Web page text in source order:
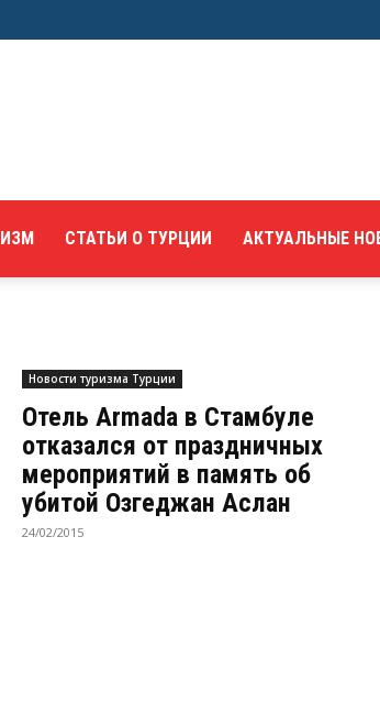
СТАТЬИ О ТУРЦИИ АКТУАЛЬНЫЕ
Новости туризма Турции
Отель Armada в Стамбуле
отказался от праздничных
мероприятий в память об
убитой Озгеджан Аслан
24/02/2015